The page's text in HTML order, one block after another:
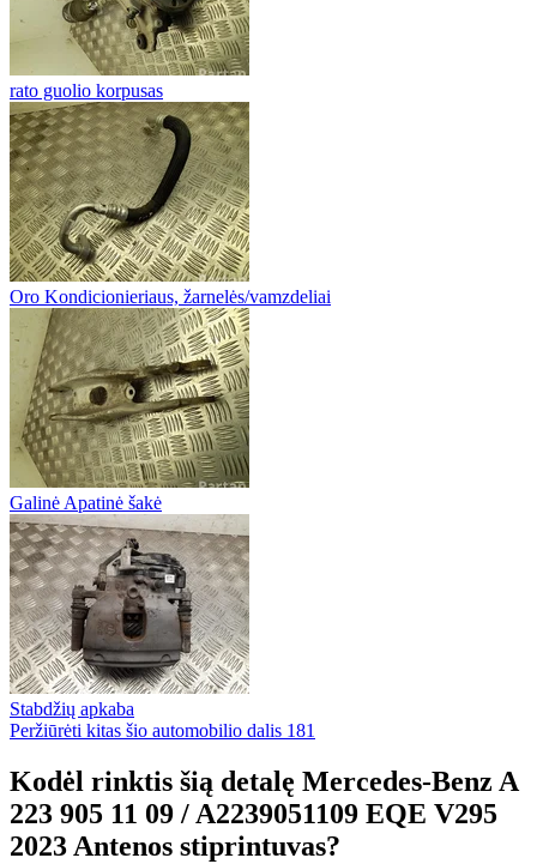
rato guolio korpusas
Oro Kondicionieriaus, žarnelės/vamzdeliai
Galinė Apatinė šakė
Stabdžių apkaba
Peržiūrėti kitas šio automobilio dalis 181
Kodėl rinktis šią detalę Mercedes-Benz A
223 905 11 09 / A2239051109 EQE V295
2023 Antenos stiprintuvas?